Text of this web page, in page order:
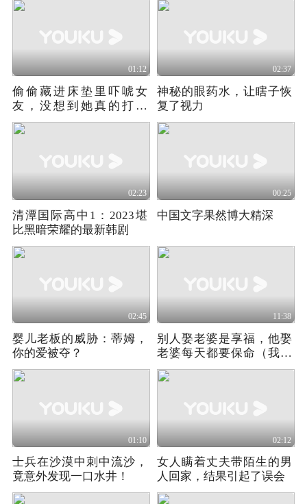
01:12
偷偷藏进床垫里吓唬女
友，没想到她真的打人
啊！
02:37
神秘的眼药水，让瞎子恢
复了视力
02:23
清潭国际高中1：2023堪
比黑暗荣耀的最新韩剧
00:25
中国文字果然博大精深
02:45
婴儿老板的威胁：蒂姆，
你的爱被夺？
11:38
别人娶老婆是享福，他娶
老婆每天都要保命（我的
老婆是大佬3）
01:10
士兵在沙漠中刺中流沙，
竟意外发现一口水井！
02:12
女人瞒着丈夫带陌生的男
人回家，结果引起了误会